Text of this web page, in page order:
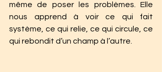
même de poser les problèmes. Elle
nous apprend à voir ce qui fait
système, ce qui relie, ce qui circule, ce
qui rebondit d’un champ à l’autre.